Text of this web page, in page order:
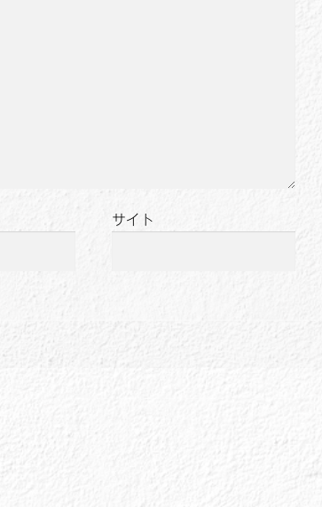
サイト